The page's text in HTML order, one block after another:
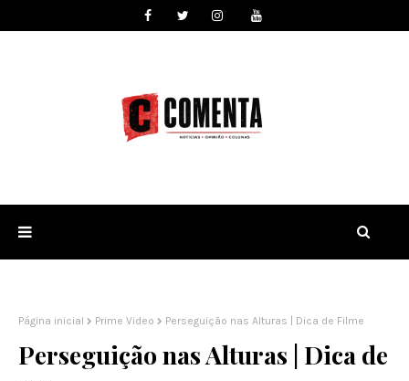
Página inicial Prime Video Perseguição nas Alturas | Dica de Filme
Perseguição nas Alturas | Dica de